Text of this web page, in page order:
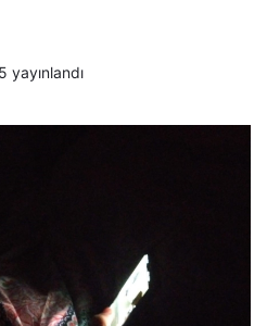
yayınlandı